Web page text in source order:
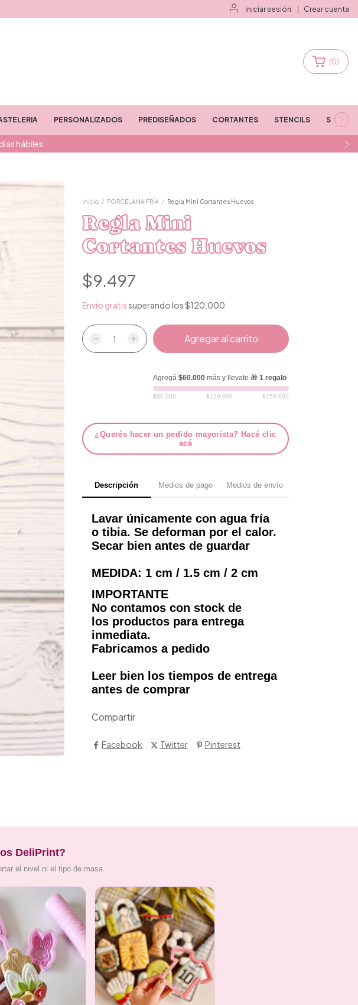
Iniciar sesión Crear cuenta
hábiles
(0)
PERSONALIZADOS PREDISEÑADOS CORTANTES STENCILS STAMPS
Inicio / PORCELANA FRÍA / Regla Mini Cortantes Huevos
Regla Mini
Cortantes Huevos
$9.497
Envío gratissuperando los$120.000
Agregá $60.000 más y llevate 🎁 1 regalo
$60.000 $120.000 $150.000
¿Querés hacer un pedido mayorista? Hacé clic
acá
Descripción Medios de pago Medios de envío
Lavar únicamente con agua fría
o tibia. Se deforman por el calor.
Secar bien antes de guardar
MEDIDA: 1 cm / 1.5 cm / 2 cm
IMPORTANTE
No contamos con stock de
los productos para entrega
inmediata.
Fabricamos a pedido
Leer bien los tiempos de entrega
antes de comprar
Compartir
Facebook Twitter Pinterest
DeliPrint?
el nivel ni el tipo de masa